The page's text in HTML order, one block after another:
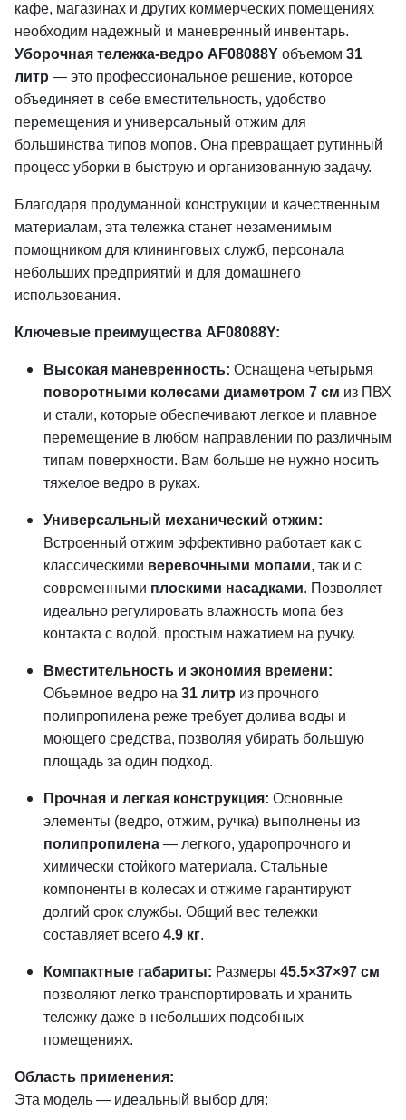
кафе, магазинах и других коммерческих помещениях
необходим надежный и маневренный инвентарь.
Уборочная тележка-ведро AF08088Y объемом 31
литр — это профессиональное решение, которое
объединяет в себе вместительность, удобство
перемещения и универсальный отжим для
большинства типов мопов. Она превращает рутинный
процесс уборки в быструю и организованную задачу.
Благодаря продуманной конструкции и качественным
материалам, эта тележка станет незаменимым
помощником для клининговых служб, персонала
небольших предприятий и для домашнего
использования.
Ключевые преимущества AF08088Y:
Высокая маневренность: Оснащена четырьмя
поворотными колесами диаметром 7 см из ПВХ
и стали, которые обеспечивают легкое и плавное
перемещение в любом направлении по различным
типам поверхности. Вам больше не нужно носить
тяжелое ведро в руках.
Универсальный механический отжим:
Встроенный отжим эффективно работает как с
классическими веревочными мопами, так и с
современными плоскими насадками. Позволяет
идеально регулировать влажность мопа без
контакта с водой, простым нажатием на ручку.
Вместительность и экономия времени:
Объемное ведро на 31 литр из прочного
полипропилена реже требует долива воды и
моющего средства, позволяя убирать большую
площадь за один подход.
Прочная и легкая конструкция: Основные
элементы (ведро, отжим, ручка) выполнены из
полипропилена — легкого, ударопрочного и
химически стойкого материала. Стальные
компоненты в колесах и отжиме гарантируют
долгий срок службы. Общий вес тележки
составляет всего 4.9 кг.
Компактные габариты: Размеры 45.5×37×97 см
позволяют легко транспортировать и хранить
тележку даже в небольших подсобных
помещениях.
Область применения:
Эта модель — идеальный выбор для: